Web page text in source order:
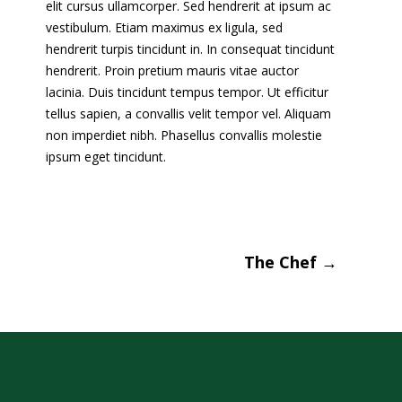
elit cursus ullamcorper. Sed hendrerit at ipsum ac
vestibulum. Etiam maximus ex ligula, sed
hendrerit turpis tincidunt in. In consequat tincidunt
hendrerit. Proin pretium mauris vitae auctor
lacinia. Duis tincidunt tempus tempor. Ut efficitur
tellus sapien, a convallis velit tempor vel. Aliquam
non imperdiet nibh. Phasellus convallis molestie
ipsum eget tincidunt.
The Chef →